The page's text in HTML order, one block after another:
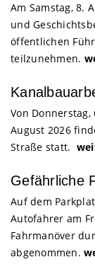
Am Samstag, 8.
und
öffentlichen
teilzunehmen.
Von
August 2026
Straße statt.
Gefährliche
Auf dem
Autofahrer am
Fahrmanöver
abgenommen.